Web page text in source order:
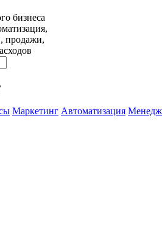
бизнеса
продажи,
Маркетинг Автоматизация